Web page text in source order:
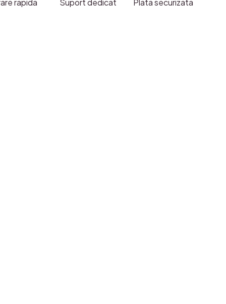
rapida Suport dedicat Plata securizata